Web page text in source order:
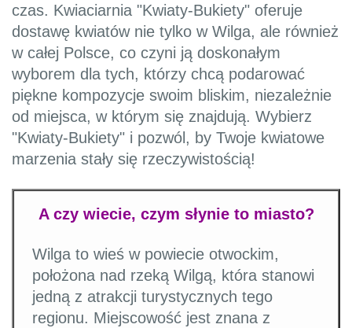
czas. Kwiaciarnia "Kwiaty-Bukiety" oferuje
dostawę kwiatów nie tylko w Wilga, ale również
w całej Polsce, co czyni ją doskonałym
wyborem dla tych, którzy chcą podarować
piękne kompozycje swoim bliskim, niezależnie
od miejsca, w którym się znajdują. Wybierz
"Kwiaty-Bukiety" i pozwól, by Twoje kwiatowe
marzenia stały się rzeczywistością!
A czy wiecie, czym słynie to miasto?
Wilga to wieś w powiecie otwockim,
położona nad rzeką Wilgą, która stanowi
jedną z atrakcji turystycznych tego
regionu. Miejscowość jest znana z